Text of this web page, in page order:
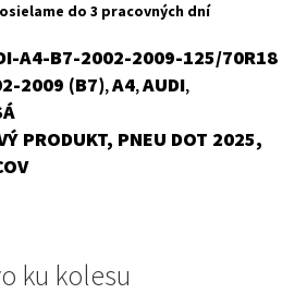
€.
do 3 pracovných dní
A4-B7-2002-2009-125/70R18
2009 (B7),A4,AUDI,
PRODUKT, PNEU DOT 2025,
ku kolesu